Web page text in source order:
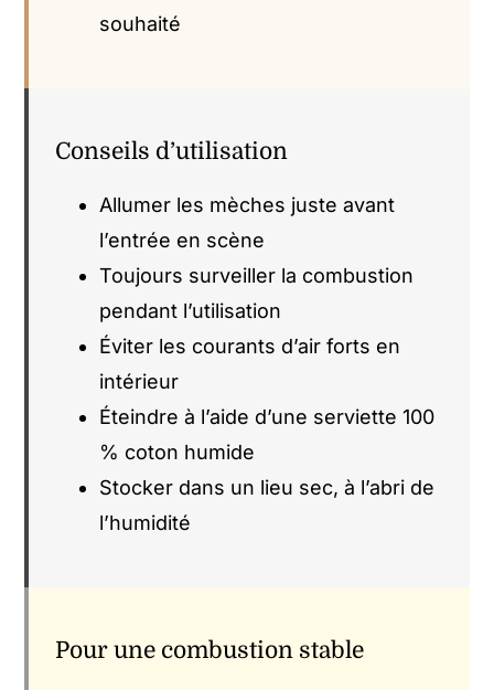
souhaité
Conseils d’utilisation
Allumer les mèches juste avant
l’entrée en scène
Toujours surveiller la combustion
pendant l’utilisation
Éviter les courants d’air forts en
intérieur
Éteindre à l’aide d’une serviette 100
% coton humide
Stocker dans un lieu sec, à l’abri de
l’humidité
Pour une combustion stable